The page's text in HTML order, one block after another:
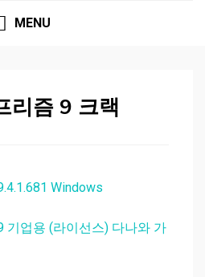
MENU
리즘 9 크랙
Windows
기업용 (라이선스) 다나와 가